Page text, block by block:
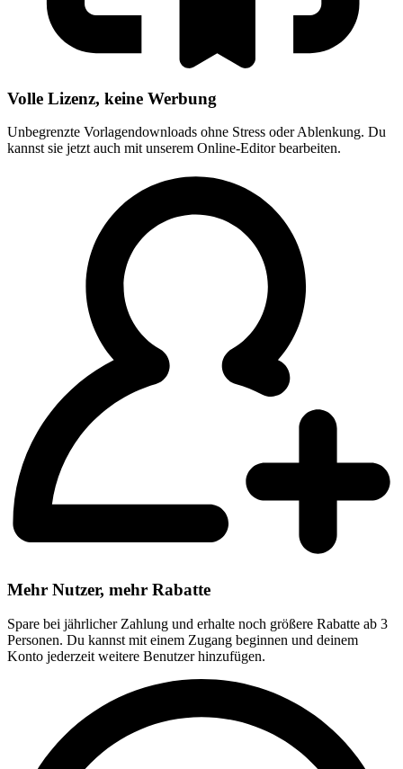
Volle Lizenz, keine Werbung
Unbegrenzte Vorlagendownloads ohne Stress oder Ablenkung. Du
kannst sie jetzt auch mit unserem Online-Editor bearbeiten.
Mehr Nutzer, mehr Rabatte
Spare bei jährlicher Zahlung und erhalte noch größere Rabatte ab 3
Personen. Du kannst mit einem Zugang beginnen und deinem
Konto jederzeit weitere Benutzer hinzufügen.